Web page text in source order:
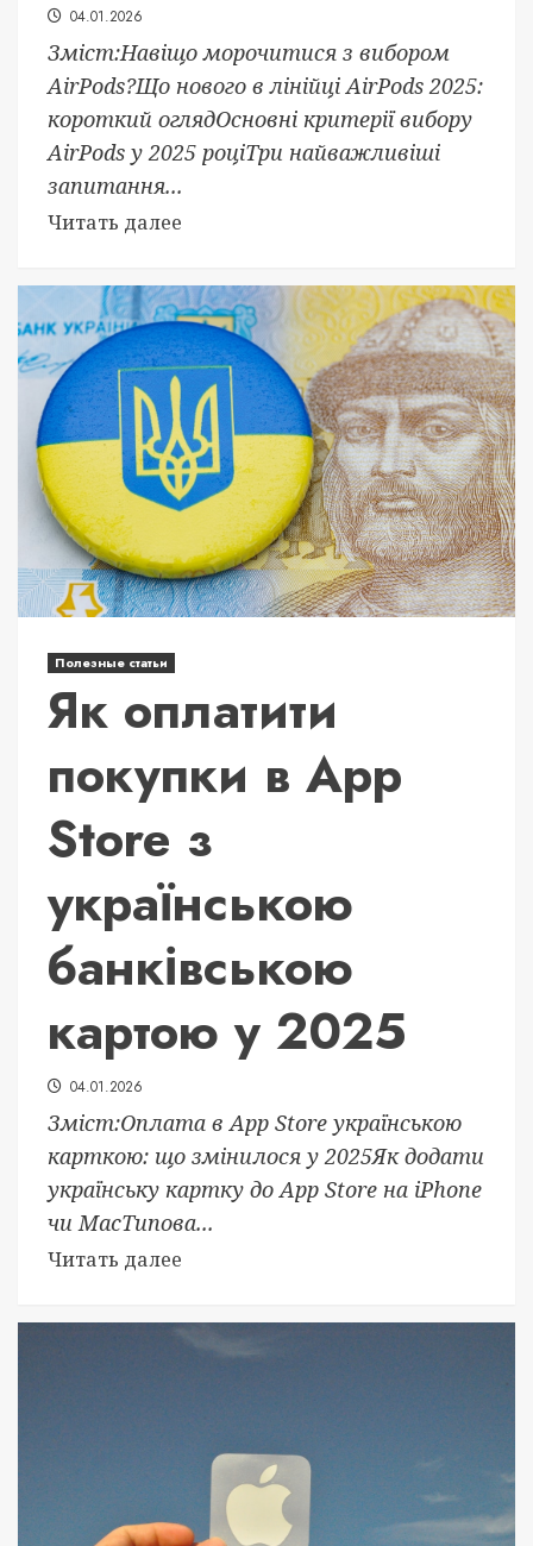
04.01.2026
Зміст:Навіщо морочитися з вибором
AirPods?Що нового в лінійці AirPods 2025:
короткий оглядОсновні критерії вибору
AirPods у 2025 роціТри найважливіші
запитання...
Читать далее
Полезные статьи
Як оплатити
покупки в App
Store з
українською
банківською
картою у 2025
04.01.2026
Зміст:Оплата в App Store українською
карткою: що змінилося у 2025Як додати
українську картку до App Store на iPhone
чи MacТипова...
Читать далее